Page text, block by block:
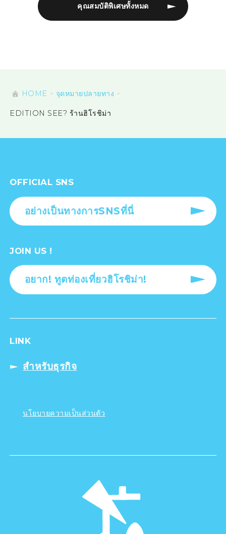
คุณสมบัติพิเศษทั้งหมด
HOME จุดหมายปลายทาง
EDITION SEE? ร้านฮิโรชิม่า
OFFICIAL SNS
อย่างเป็นทางการSNSที่นี่
JOIN US !
อยาก! ทูตท่องเที่ยวฮิโรชิม่า!
LINK
สำหรับธุรกิจ
นโยบายความเป็นส่วนตัว